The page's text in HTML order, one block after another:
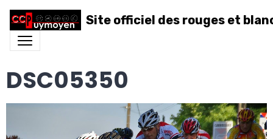
Site officiel des rouges et
DSC05350